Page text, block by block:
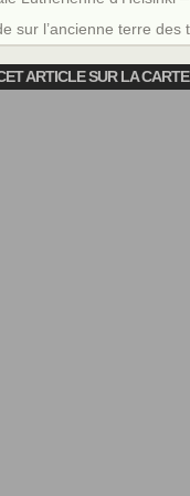
sur l’ancienne terre des
ARTICLE SUR LA CARTE